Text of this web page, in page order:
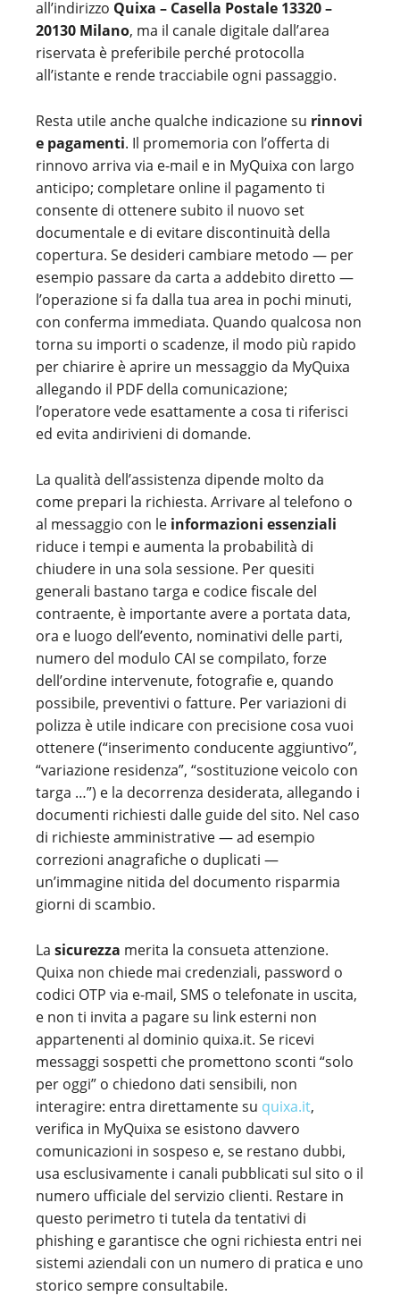
all’indirizzo Quixa – Casella Postale 13320 –
20130 Milano, ma il canale digitale dall’area
riservata è preferibile perché protocolla
all’istante e rende tracciabile ogni passaggio.
Resta utile anche qualche indicazione su rinnovi
e pagamenti. Il promemoria con l’offerta di
rinnovo arriva via e-mail e in MyQuixa con largo
anticipo; completare online il pagamento ti
consente di ottenere subito il nuovo set
documentale e di evitare discontinuità della
copertura. Se desideri cambiare metodo — per
esempio passare da carta a addebito diretto —
l’operazione si fa dalla tua area in pochi minuti,
con conferma immediata. Quando qualcosa non
torna su importi o scadenze, il modo più rapido
per chiarire è aprire un messaggio da MyQuixa
allegando il PDF della comunicazione;
l’operatore vede esattamente a cosa ti riferisci
ed evita andirivieni di domande.
La qualità dell’assistenza dipende molto da
come prepari la richiesta. Arrivare al telefono o
al messaggio con le informazioni essenziali
riduce i tempi e aumenta la probabilità di
chiudere in una sola sessione. Per quesiti
generali bastano targa e codice fiscale del
contraente, è importante avere a portata data,
ora e luogo dell’evento, nominativi delle parti,
numero del modulo CAI se compilato, forze
dell’ordine intervenute, fotografie e, quando
possibile, preventivi o fatture. Per variazioni di
polizza è utile indicare con precisione cosa vuoi
ottenere (“inserimento conducente aggiuntivo”,
“variazione residenza”, “sostituzione veicolo con
targa …”) e la decorrenza desiderata, allegando i
documenti richiesti dalle guide del sito. Nel caso
di richieste amministrative — ad esempio
correzioni anagrafiche o duplicati —
un’immagine nitida del documento risparmia
giorni di scambio.
La sicurezza merita la consueta attenzione.
Quixa non chiede mai credenziali, password o
codici OTP via e-mail, SMS o telefonate in uscita,
e non ti invita a pagare su link esterni non
appartenenti al dominio quixa.it. Se ricevi
messaggi sospetti che promettono sconti “solo
per oggi” o chiedono dati sensibili, non
interagire: entra direttamente su quixa.it,
verifica in MyQuixa se esistono davvero
comunicazioni in sospeso e, se restano dubbi,
usa esclusivamente i canali pubblicati sul sito o il
numero ufficiale del servizio clienti. Restare in
questo perimetro ti tutela da tentativi di
phishing e garantisce che ogni richiesta entri nei
sistemi aziendali con un numero di pratica e uno
storico sempre consultabile.